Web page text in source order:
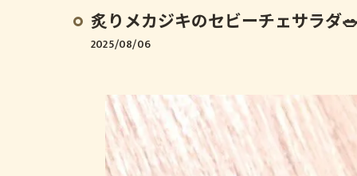
炙りメカジキのセビーチェサラダ
2025/08/06